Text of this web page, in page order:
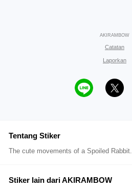
AKIRAMBOW
Catatan
Laporkan
Tentang Stiker
The cute movements of a Spoiled Rabbit.
Stiker lain dari AKIRAMBOW